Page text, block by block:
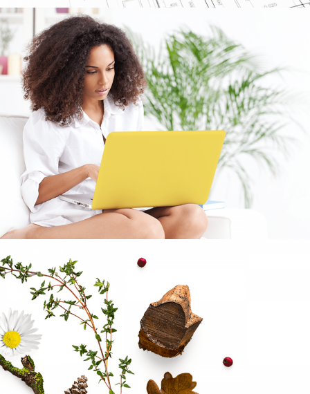
E.Eyal Buildings
HWS